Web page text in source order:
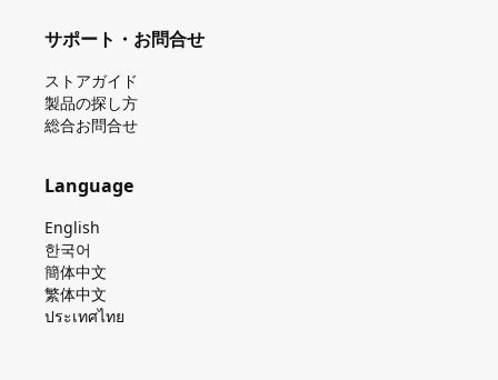
サポート・お問合せ
ストアガイド
製品の探し⽅
総合お問合せ
Language
English
한국어
簡体中文
繁体中文
ประเทศไทย